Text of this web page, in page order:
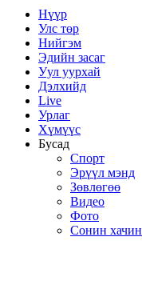
Нүүр
Улс төр
Нийгэм
Эдийн засаг
Уул уурхай
Дэлхийд
Live
Урлаг
Хүмүүс
Бусад
Спорт
Эрүүл мэнд
Зөвлөгөө
Видео
Фото
Сонин хачин